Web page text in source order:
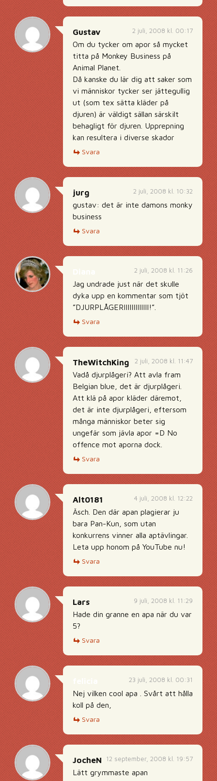
2 juli, 2008 kl. 00:17
Gustav
Om du tycker om apor så mycket
titta på Monkey Business på
Animal Planet.
Då kanske du lär dig att saker som
vi människor tycker ser jättegullig
ut (som tex sätta kläder på
djuren) är väldigt sällan särskilt
behagligt för djuren. Upprepning
kan resultera i diverse skador
Svara
2 juli, 2008 kl. 10:32
jurg
gustav: det är inte damons monky
business
Svara
2 juli, 2008 kl. 11:26
Jag undrade just när det skulle
dyka upp en kommentar som tjöt
”DJURPLÅGERIIIIIIIIIIIII!”.
Svara
2 juli, 2008 kl. 11:47
TheWitchKing
Vadå djurplågeri? Att avla fram
Belgian blue, det är djurplågeri.
Att klä på apor kläder däremot,
det är inte djurplågeri, eftersom
många människor beter sig
ungefär som jävla apor =D No
offence mot aporna dock.
Svara
4 juli, 2008 kl. 12:22
Alt0181
Äsch. Den där apan plagierar ju
bara Pan-Kun, som utan
konkurrens vinner alla aptävlingar.
Leta upp honom på YouTube nu!
Svara
9 juli, 2008 kl. 11:29
Lars
Hade din granne en apa när du var
5?
Svara
23 juli, 2008 kl. 00:31
Nej vilken cool apa . Svårt att hålla
koll på den,
Svara
12 september, 2008 kl. 19:57
JocheN
Lätt grymmaste apan